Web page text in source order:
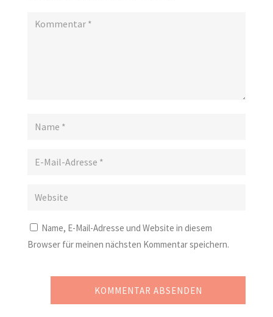
Name, E-Mail-Adresse und Website in diesem
Browser für meinen nächsten Kommentar speichern.